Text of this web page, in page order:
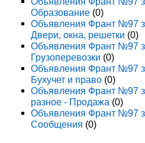
Образование (0)
Объявления Франт №97
Двери, окна, решетки (0)
Объявления Франт №97
Грузоперевозки (0)
Объявления Франт №97
Бухучет и право (0)
Объявления Франт №97
разное - Продажа (0)
Объявления Франт №97
Сообщения (0)